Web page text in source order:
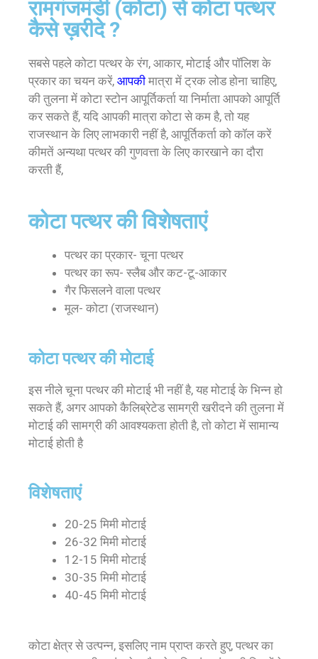
रामगंजमंडी (कोटा) से कोटा पत्थर
कैसे ख़रीदे ?
सबसे पहले कोटा पत्थर के रंग, आकार, मोटाई और पॉलिश के
प्रकार का चयन करें, आपकी मात्रा में ट्रक लोड होना चाहिए,
की तुलना में कोटा स्टोन आपूर्तिकर्ता या निर्माता आपको आपूर्ति
कर सकते हैं, यदि आपकी मात्रा कोटा से कम है, तो यह
राजस्थान के लिए लाभकारी नहीं है, आपूर्तिकर्ता को कॉल करें
कीमतें अन्यथा पत्थर की गुणवत्ता के लिए कारखाने का दौरा
करती हैं,
कोटा पत्थर की विशेषताएं
पत्थर का प्रकार- चूना पत्थर
पत्थर का रूप- स्लैब और कट-टू-आकार
गैर फिसलने वाला पत्थर
मूल- कोटा (राजस्थान)
कोटा पत्थर की मोटाई
इस नीले चूना पत्थर की मोटाई भी नहीं है, यह मोटाई के भिन्न हो
सकते हैं, अगर आपको कैलिब्रेटेड सामग्री खरीदने की तुलना में
मोटाई की सामग्री की आवश्यकता होती है, तो कोटा में सामान्य
मोटाई होती है
विशेषताएं
20-25 मिमी मोटाई
26-32 मिमी मोटाई
12-15 मिमी मोटाई
30-35 मिमी मोटाई
40-45 मिमी मोटाई
कोटा क्षेत्र से उत्पन्न, इसलिए नाम प्राप्त करते हुए, पत्थर का